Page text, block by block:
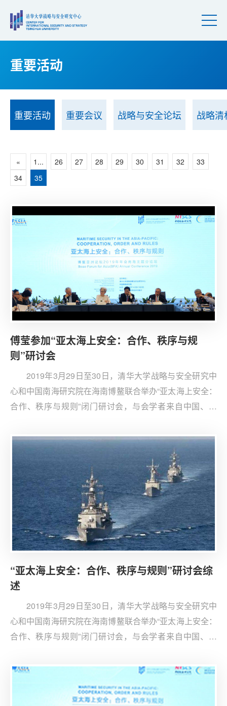
重要活动
重要活动 重要会议 战略与安全论坛 战略
« 1... 26 27 28 29 30 31 32
33
34
35
傅莹参加“亚太海上安全：合作、秩序与规
则”研讨会
2019年3月29日至30日，清华大学战略与安全研究中
心和中国南海研究院在海南博鳌联合举办“亚太海上安全：
合作、秩序与规则”闭门研讨会，与会学者来自中国、美
东盟国家学者共同参加的南海问题学术会议，重在澄清各
方安全关切、进一步厘清南海局势的复杂脉络。会议主要
围绕南海问题现状与解决出路展开讨论。
“亚太海上安全：合作、秩序与规则”研讨会综
述
2019年3月29日至30日，清华大学战略与安全研究中
心和中国南海研究院在海南博鳌联合举办“亚太海上安全：
合作、秩序与规则”闭门研讨会，与会学者来自中国、美
东盟国家学者共同参加的南海问题学术会议，重在澄清各
方安全关切、进一步厘清南海局势的复杂脉络。会议主要
围绕南海问题现状与解决出路展开讨论。